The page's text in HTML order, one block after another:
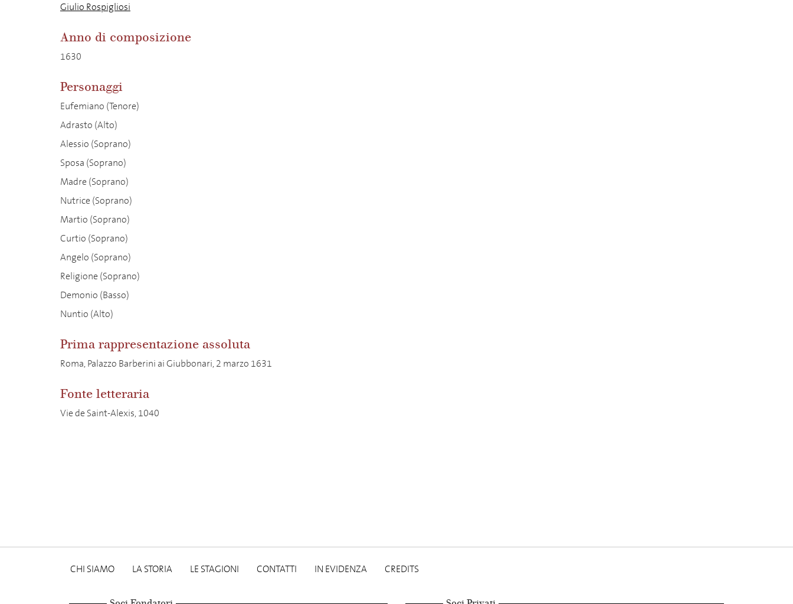
Giulio Rospigliosi
Anno di composizione
1630
Personaggi
Eufemiano (Tenore)
Adrasto (Alto)
Alessio (Soprano)
Sposa (Soprano)
Madre (Soprano)
Nutrice (Soprano)
Martio (Soprano)
Curtio (Soprano)
Angelo (Soprano)
Religione (Soprano)
Demonio (Basso)
Nuntio (Alto)
Prima rappresentazione assoluta
Roma, Palazzo Barberini ai Giubbonari, 2 marzo 1631
Fonte letteraria
Vie de Saint-Alexis, 1040
CHI SIAMO LA STORIA LE STAGIONI CONTATTI IN EVIDENZA CREDITS